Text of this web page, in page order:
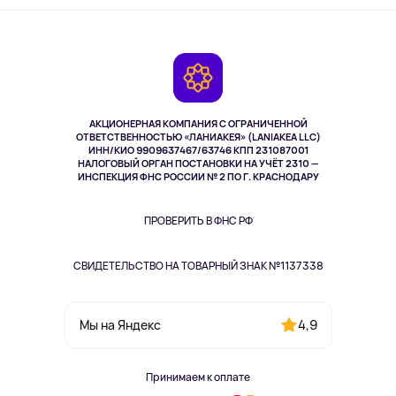
АКЦИОНЕРНАЯ КОМПАНИЯ С ОГРАНИЧЕННОЙ
ОТВЕТСТВЕННОСТЬЮ «ЛАНИАКЕЯ» (LANIAKEA LLC)
ИНН/КИО 9909637467/63746 КПП 231087001
НАЛОГОВЫЙ ОРГАН ПОСТАНОВКИ НА УЧЁТ 2310 —
ИНСПЕКЦИЯ ФНС РОССИИ № 2 ПО Г. КРАСНОДАРУ
ПРОВЕРИТЬ В ФНС РФ
СВИДЕТЕЛЬСТВО НА ТОВАРНЫЙ ЗНАК №1137338
Мы на Яндекс 4,9
Принимаем к оплате
Одежда и аксессуары